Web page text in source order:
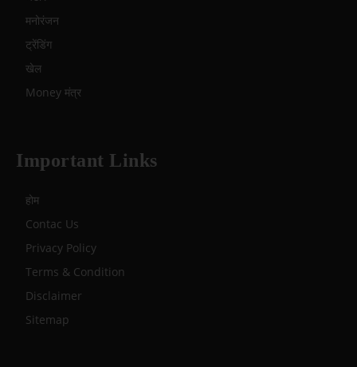
मनोरंजन
ट्रेंडिंग
खेल
Money मंत्र
Important Links
होम
Contac Us
Privacy Policy
Terms & Condition
Disclaimer
Sitemap